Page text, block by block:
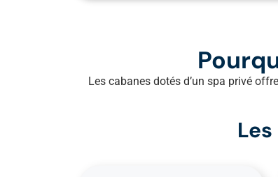
Les cabanes dotés d’un spa privé